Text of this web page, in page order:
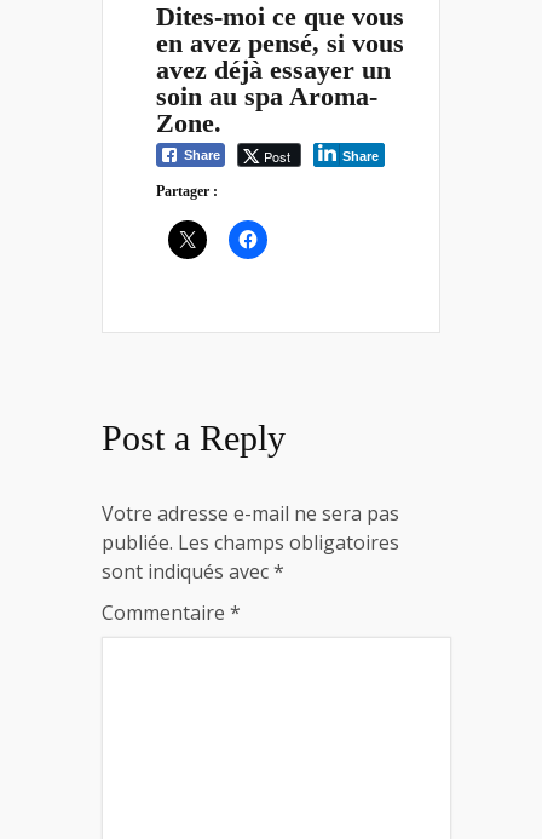
Dites-moi ce que vous
en avez pensé, si vous
avez déjà essayer un
soin au spa Aroma-
Zone.
Share Post Share
Partager :
Post a Reply
Votre adresse e-mail ne sera pas
publiée. Les champs obligatoires
sont indiqués avec*
Commentaire *